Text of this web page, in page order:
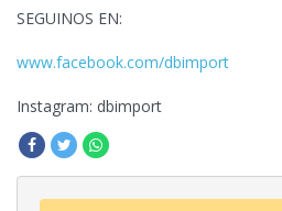
SEGUINOS EN:
www.facebook.com/dbimport
Instagram: dbimport